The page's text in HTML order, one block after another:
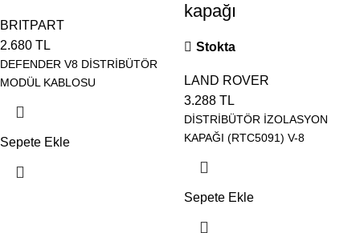
BRITPART
2.680 TL
DEFENDER V8 DİSTRİBÜTÖR
MODÜL KABLOSU
Sepete Ekle
kapağı
Stokta
LAND ROVER
3.288 TL
DİSTRİBÜTÖR İZOLASYON
KAPAĞI (RTC5091) V-8
Sepete Ekle